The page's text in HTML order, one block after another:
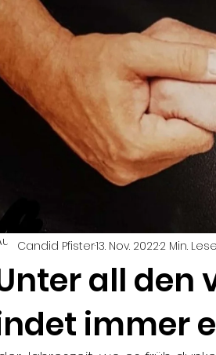
PrixCourage
all den
immer
Candid Pfister13. Nov. 20222 Min.